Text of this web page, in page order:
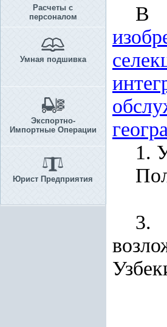
Расчеты с
персоналом
Умная подшивка
Экспортно-
Импортные Операции
Юрист Предприятия
В
1.
3.